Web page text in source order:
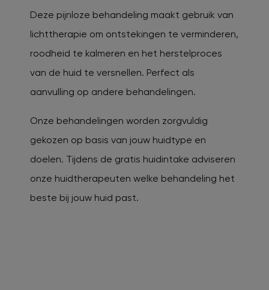
Deze pijnloze behandeling maakt gebruik van
lichttherapie om ontstekingen te verminderen,
roodheid te kalmeren en het herstelproces
van de huid te versnellen. Perfect als
aanvulling op andere behandelingen.
Onze behandelingen worden zorgvuldig
gekozen op basis van jouw huidtype en
doelen. Tijdens de gratis huidintake adviseren
onze huidtherapeuten welke behandeling het
beste bij jouw huid past.